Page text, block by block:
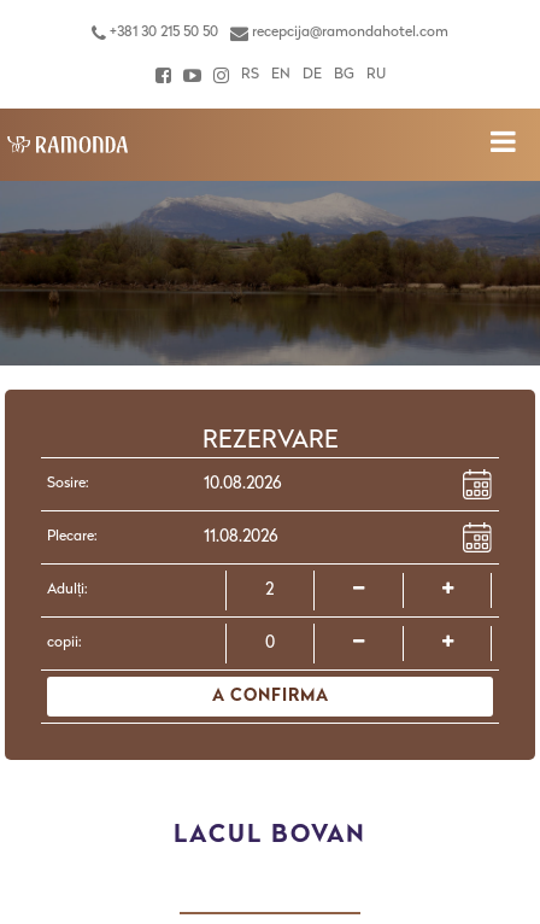
+381 30 215 50 50 recepcija@ramondahotel.com
RS EN DE BG RU
REZERVARE
Sosire:
Plecare:
Adulți:
copii:
A CONFIRMA
LACUL BOVAN